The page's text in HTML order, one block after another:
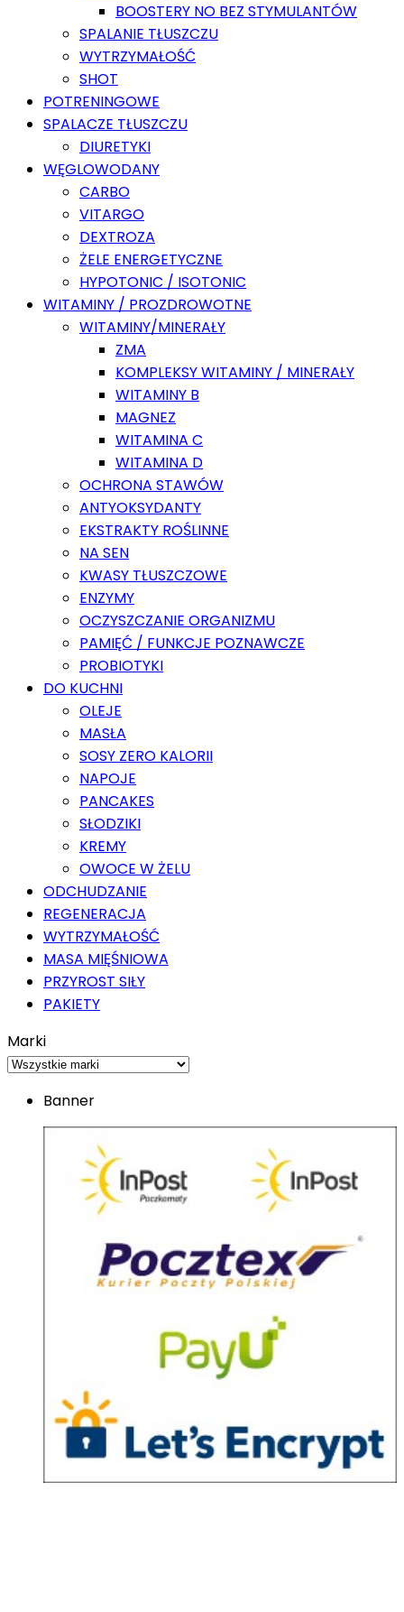
BOOSTERY NO BEZ STYMULANTÓW
SPALANIE TŁUSZCZU
WYTRZYMAŁOŚĆ
SHOT
POTRENINGOWE
SPALACZE TŁUSZCZU
DIURETYKI
WĘGLOWODANY
CARBO
VITARGO
DEXTROZA
ŻELE ENERGETYCZNE
HYPOTONIC / ISOTONIC
WITAMINY / PROZDROWOTNE
WITAMINY/MINERAŁY
ZMA
KOMPLEKSY WITAMINY / MINERAŁY
WITAMINY B
MAGNEZ
WITAMINA C
WITAMINA D
OCHRONA STAWÓW
ANTYOKSYDANTY
EKSTRAKTY ROŚLINNE
NA SEN
KWASY TŁUSZCZOWE
ENZYMY
OCZYSZCZANIE ORGANIZMU
PAMIĘĆ / FUNKCJE POZNAWCZE
PROBIOTYKI
DO KUCHNI
OLEJE
MASŁA
SOSY ZERO KALORII
NAPOJE
PANCAKES
SŁODZIKI
KREMY
OWOCE W ŻELU
ODCHUDZANIE
REGENERACJA
WYTRZYMAŁOŚĆ
MASA MIĘŚNIOWA
PRZYROST SIŁY
PAKIETY
Marki
Banner